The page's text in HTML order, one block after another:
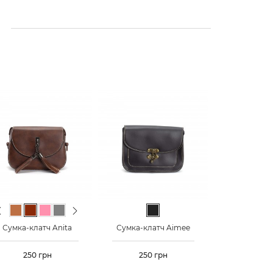
Світло-коричневий
Коричневий
Світло-рожевий
СірийЧорний
Next
Сумка-клатч Anita
Ціна
250 грн
Сумка-клатч Aimee
Ціна
250 грн